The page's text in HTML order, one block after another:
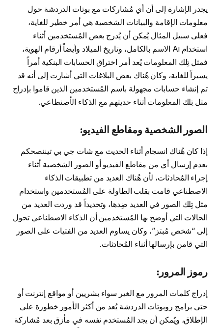
يجدر الإشارة إلى أن أي مُشاركات مع بوتات الدردشة حول
معلومات الإقامة والبيانات الشخصية هي أمر خطير للغاية،
فعلى سبيل المثال يُمكن أن يُدرج بعض المُستخدمين أثناء
استخدام Ai الاسم بالكامل، وتاريخ الميلاد وأيضاً أرقام الهوية،
فمثل تِلك المعلومات يُعد أمر اختراق الحسابات البنكية أمراً
يسيراً للغاية، وكان هُناك بعض البلاغات التي أشارت إلى أنه قد
تم إنشاء حسابات مجهولة باسم المُستخدمين الذين قاموا بإدراج
مثل تِلك المعلومات أثناء حديثهم مع الذكاء الأصنطاعي.
الصور الشخصية ومقاطع الفيديو:
إذا كان هُناك انسجام أثناء الحديث مع شات جي بي تيننصحكم
بعدم إرسال أي من مقاطع الفيديو أو الصور الشخصية أثناء
إجراء المُحادثات، لأن هُناك العديد من تطبيقات الذكاء
الاصطناعي قامت بقلب الطاولة على المُستخدمين واستخدام
مثل تِلك الصور في العديد ضِدها، وتحديداً قد وردت العديد من
الحالات التي أوضح بها المُستخدمين أن الذكاء الاصطناعي تحول
إلى “شخص مُبتز”، وكان يساوم العديد من الفتيات على الصور
التي قامن بإرسالها أثناء المُحادثات.
رموز المرور:
إدراج كلمات المرور مع الغير سواء بشريين أو مواقع إنترنت أو
حتى برامج روبوتات الدردشة يُعد من أكثر الأمور خطورة على
الإطلاق، ويُمكن أن يجد المُستخدم نفسه في مأزق بعد مُشاركة